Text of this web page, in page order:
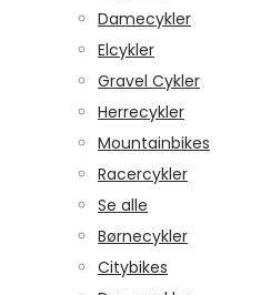
Damecykler
Elcykler
Gravel Cykler
Herrecykler
Mountainbikes
Racercykler
Se alle
Børnecykler
Citybikes